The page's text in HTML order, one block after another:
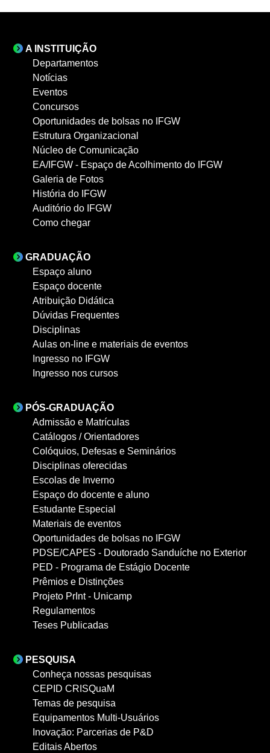
A INSTITUIÇÃO
Departamentos
Notícias
Eventos
Concursos
Oportunidades de bolsas no IFGW
Estrutura Organizacional
Núcleo de Comunicação
EA/IFGW - Espaço de Acolhimento do IFGW
Galeria de Fotos
História do IFGW
Auditório do IFGW
Como chegar
GRADUAÇÃO
Espaço aluno
Espaço docente
Atribuição Didática
Dúvidas Frequentes
Disciplinas
Aulas on-line e materiais de eventos
Ingresso no IFGW
Ingresso nos cursos
PÓS-GRADUAÇÃO
Admissão e Matrículas
Catálogos / Orientadores
Colóquios, Defesas e Seminários
Disciplinas oferecidas
Escolas de Inverno
Espaço do docente e aluno
Estudante Especial
Materiais de eventos
Oportunidades de bolsas no IFGW
PDSE/CAPES - Doutorado Sanduíche no Exterior
PED - Programa de Estágio Docente
Prêmios e Distinções
Projeto PrInt - Unicamp
Regulamentos
Teses Publicadas
PESQUISA
Conheça nossas pesquisas
CEPID CRISQuaM
Temas de pesquisa
Equipamentos Multi-Usuários
Inovação: Parcerias de P&D
Editais Abertos